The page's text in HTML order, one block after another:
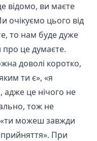
відомо, ви маєте
очікуємо цього від
то нам буде дуже
про це думаєте.
доволі коротко,
ти є», «я
це нічого не
тож не
можеш завжди
При